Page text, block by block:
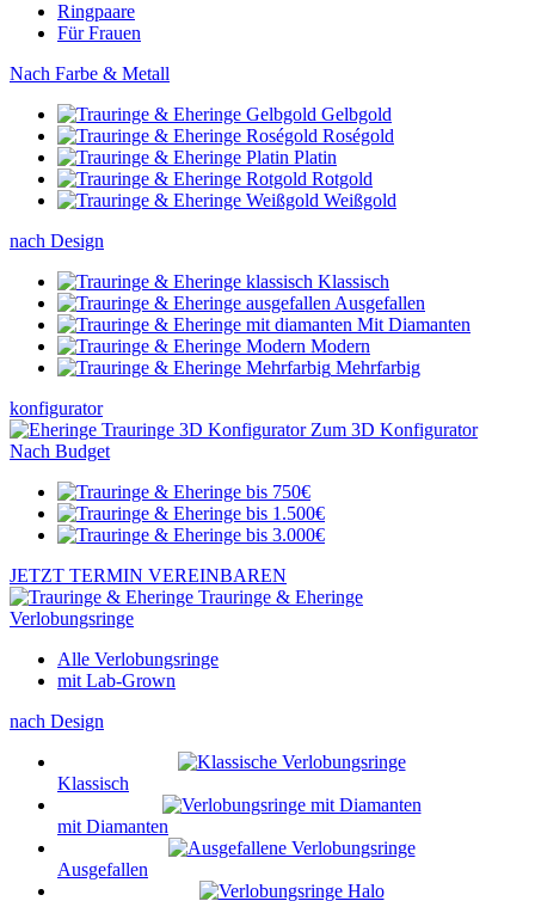
Ringpaare
Für Frauen
Nach Farbe & Metall
Gelbgold
Roségold
Platin
Rotgold
Weißgold
nach Design
Klassisch
Ausgefallen
Mit Diamanten
Modern
Mehrfarbig
konfigurator
Zum 3D Konfigurator
Nach Budget
JETZT TERMIN VEREINBAREN
Trauringe & Eheringe
Verlobungsringe
Alle Verlobungsringe
mit Lab-Grown
nach Design
Klassisch
mit Diamanten
Ausgefallen